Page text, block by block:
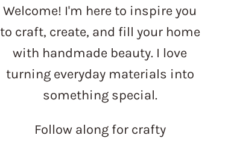
Welcome! I'm here to inspire you
to craft, create, and fill your home
with handmade beauty. I love
turning everyday materials into
something special.
Follow along for crafty